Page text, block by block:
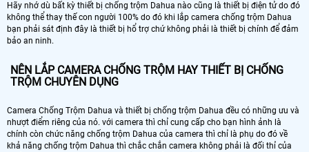
Hãy nhớ dù bất kỳ thiết bị chống trộm Dahua nào cũng là thiết bị điện tử do đó
không thể thay thế con người 100% do đó khi lắp camera chống trộm Dahua
bạn phải sát định đây là thiết bị hổ trợ chứ không phải là thiết bị chính để đảm
bảo an ninh.
NÊN LẮP CAMERA CHỐNG TRỘM HAY THIẾT BỊ CHỐNG
TRỘM CHUYÊN DỤNG
Camera Chống Trộm Dahua và thiết bị chống trộm Dahua đều có những ưu và
nhượt điểm riêng của nó. với camera thì chỉ cung cấp cho bạn hình ảnh là
chính còn chức năng chống trộm Dahua của camera thì chỉ là phụ do đó về
khả năng chống trộm Dahua thì chắc chắn camera không phải là đối thỉ của